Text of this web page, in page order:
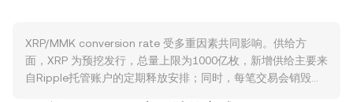
XRP/MMK conversion rate 受多重因素共同影响。供给方
面，XRP 为预挖发行，总量上限为1000亿枚，新增供给主要来
自Ripple托管账户的定期释放安排；同时，每笔交易会销毁一